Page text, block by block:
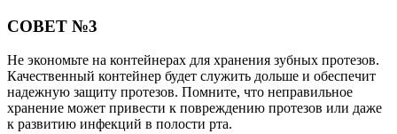
СОВЕТ №3
Не экономьте на контейнерах для хранения зубных протезов.
Качественный контейнер будет служить дольше и обеспечит
надежную защиту протезов. Помните, что неправильное
хранение может привести к повреждению протезов или даже
к развитию инфекций в полости рта.